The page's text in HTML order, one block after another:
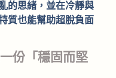
的思緒，並在冷靜與
質也能幫助超脫負面
份「穩固而堅